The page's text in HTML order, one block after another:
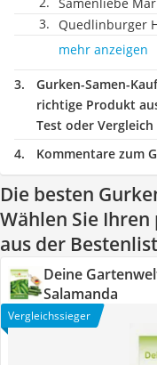
Quedlinburger
mehr anzeigen
Gurken-Samen-
richtige Produkt
Test oder Vergleich
Kommentare zum
Die besten
Wählen Sie
aus der
Deine
Salamanda
Vergleichssieger